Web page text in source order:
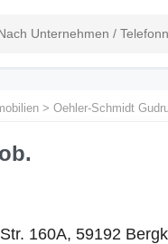
> Oehler-Schmidt
160A, 59192